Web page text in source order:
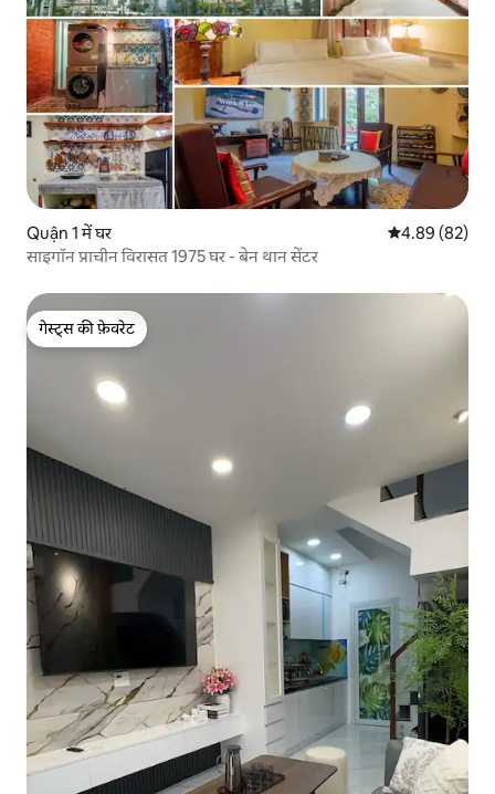
Quận 1 में घर औसत रेटिंग 5 में
4.89 (82)
साइगॉन प्राचीन विरासत 1975 घर - बेन थान सेंटर
गेस्ट्स की फ़ेवरेट
गेस्ट्स की फ़ेवरेट